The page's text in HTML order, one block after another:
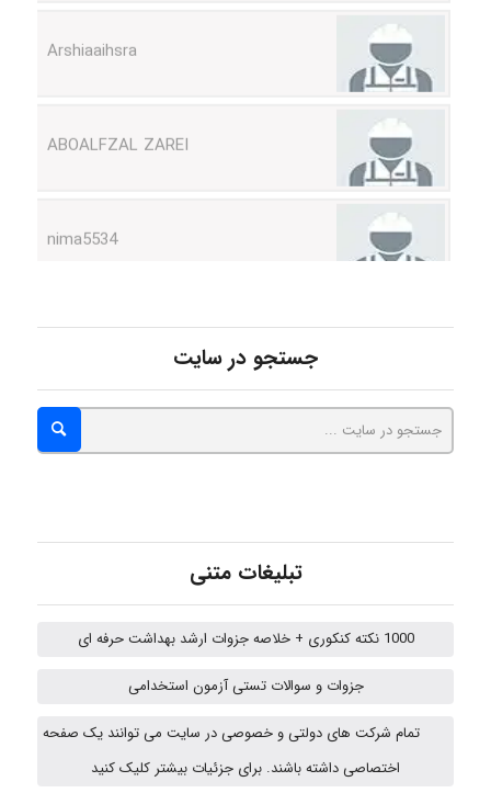
جستجو در سایت
تبلیغات متنی
1000 نکته کنکوری + خلاصه جزوات ارشد بهداشت حرفه ای
جزوات و سوالات تستی آزمون استخدامی
تمام شرکت های دولتی و خصوصی در سایت می توانند یک صفحه
اختصاصی داشته باشند. برای جزئیات بیشتر کلیک کنید